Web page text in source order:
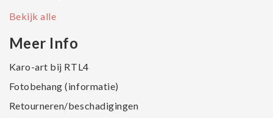
Bekijk alle
Meer Info
Karo-art bij RTL4
Fotobehang (informatie)
Retourneren/beschadigingen